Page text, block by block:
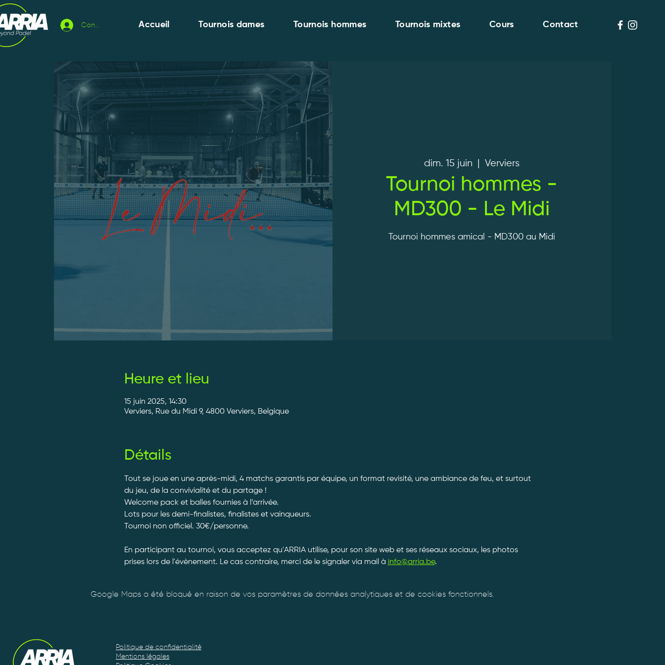
Connexion Accueil Tournois dames Tournois hommes Tournois mixtes Cours Contact
dim. 15 juin
  |
Verviers
Tournoi hommes -
MD300 - Le Midi
Tournoi hommes amical - MD300 au Midi
Heure et lieu
15 juin 2025, 14:30
Verviers, Rue du Midi 9, 4800 Verviers, Belgique
Détails
Tout se joue en une après-midi, 4 matchs garantis par équipe, un format revisité, une ambiance de feu, et surtout
du jeu, de la convivialité et du partage !
Welcome pack et balles fournies à l’arrivée.
Lots pour les demi-finalistes, finalistes et vainqueurs.
Tournoi non officiel. 30€/personne.
En participant au tournoi, vous acceptez qu'ARRIA utilise, pour son site web et ses réseaux sociaux, les photos
prises lors de l'évènement. Le cas contraire, merci de le signaler via mail à info@arria.be.
Google Maps a été bloqué en raison de vos paramètres de données analytiques et de cookies fonctionnels.
Politique de confidentialité
Mentions légales